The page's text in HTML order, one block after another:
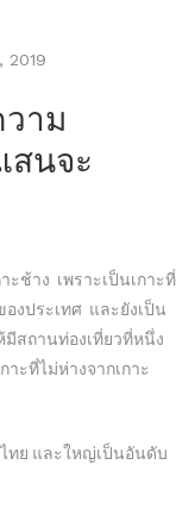
2019
าม
สนจะ
ะช้าง เพราะเป็นเกาะที่
งประเทศ และยังเป็น
สถานท่องเที่ยวที่หนึ่ง
ะที่ไม่ห่างจากเกาะ
ทย และใหญ่เป็นอันดับ